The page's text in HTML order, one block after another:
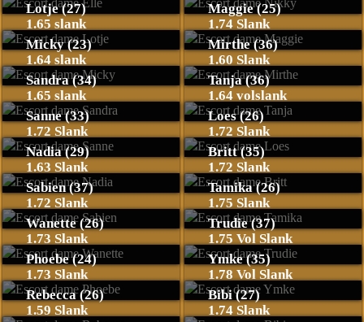
Lotje (27)
1.65 slank
Maggie (25)
1.74 Slank
Micky (23)
1.64 slank
Mirthe (36)
1.60 Slank
Sandra (34)
1.65 slank
Tanja (36)
1.64 volslank
Sanne (33)
1.72 Slank
Loes (26)
1.72 Slank
Nadia (29)
1.63 Slank
Britt (35)
1.72 Slank
Sabien (37)
1.72 Slank
Tamika (26)
1.75 Slank
Wanette (26)
1.73 Slank
Trudie (37)
1.75 Vol Slank
Phoebe (24)
1.73 Slank
Ymke (35)
1.78 Vol Slank
Rebecca (26)
1.59 Slank
Bibi (27)
1.74 Slank